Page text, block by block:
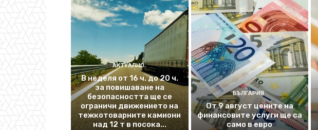
АКТУАЛНО
В неделя от 16 ч. до 20 ч.
за повишаване на
безопасността ще се
ограничи движението на
тежкотоварните камиони
над 12 т в посока...
БЪЛГАРИЯ
От 9 август цените на
финансовите услуги ще са
само в евро